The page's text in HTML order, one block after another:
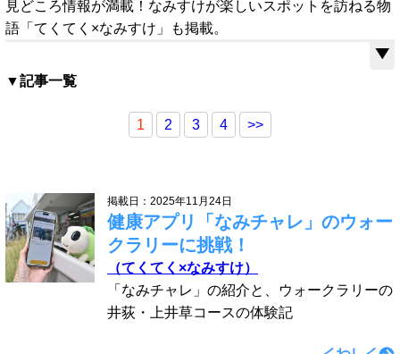
見どころ情報が満載！なみすけが楽しいスポットを訪ねる物
語「てくてく×なみすけ」も掲載。
▼記事一覧
1 2 3 4 >>
掲載日：2025年11月24日
健康アプリ「なみチャレ」のウォー
クラリーに挑戦！
（てくてく×なみすけ）
「なみチャレ」の紹介と、ウォークラリーの
井荻・上井草コースの体験記